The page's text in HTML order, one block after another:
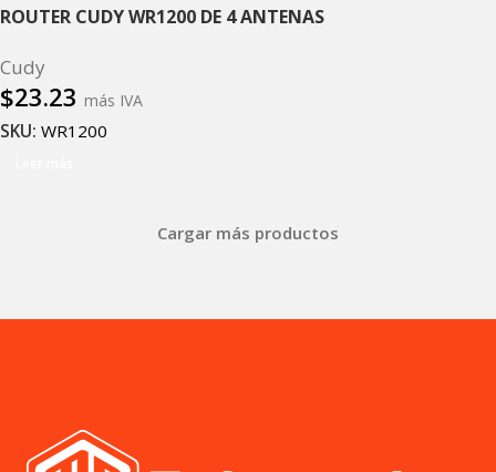
ROUTER CUDY WR1200 DE 4 ANTENAS
Cudy
$23.23 más IVA
SKU: WR1200
Cargar más productos